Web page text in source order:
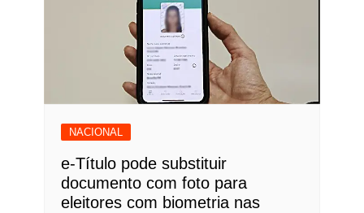
NACIONAL
e-Título pode substituir
documento com foto para
eleitores com biometria nas